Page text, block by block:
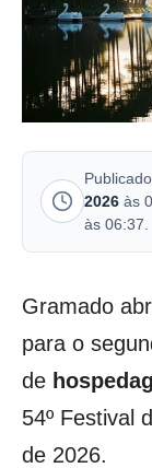
2026 às
às 06:37.
Gramado
para o
de
54º Festival
de 2026.